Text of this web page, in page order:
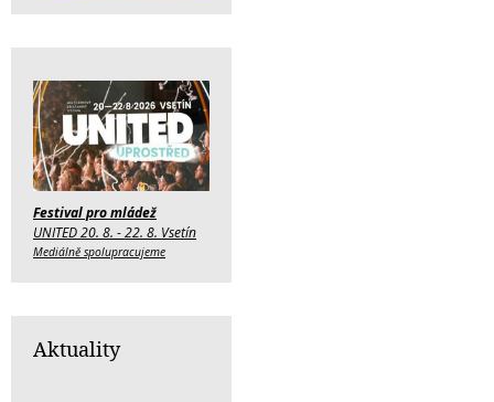
Festival pro mládež
UNITED 20. 8. - 22. 8. Vsetín
Mediálně spolupracujeme
Aktuality